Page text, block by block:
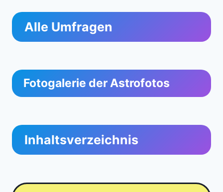
Alle Umfragen
Fotogalerie der Astrofotos
Inhaltsverzeichnis